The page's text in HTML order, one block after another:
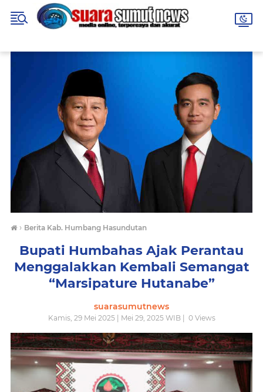
› Berita Kab. Humbang Hasundutan
Bupati Humbahas Ajak Perantau
Menggalakkan Kembali Semangat
“Marsipature Hutanabe”
suarasumutnews
Kamis, 29 Mei 2025 | Mei 29, 2025 WIB | 0Views